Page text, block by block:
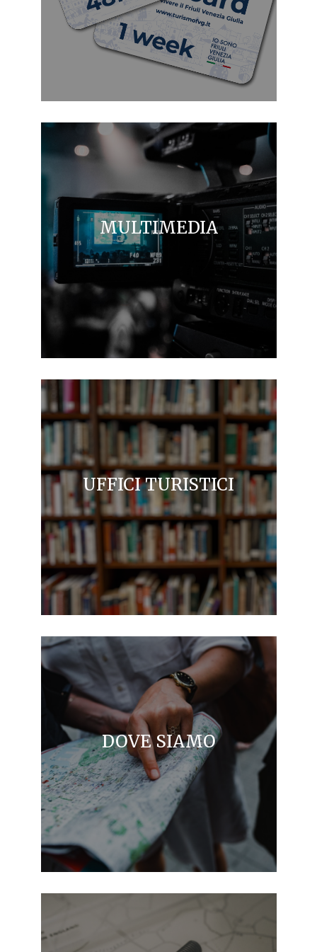
MULTIMEDIA
UFFICI TURISTICI
DOVE SIAMO